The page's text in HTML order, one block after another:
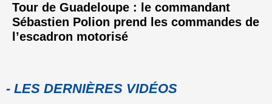
Tour de Guadeloupe : le commandant
Sébastien Polion prend les commandes de
l’escadron motorisé
- LES DERNIÈRES VIDÉOS